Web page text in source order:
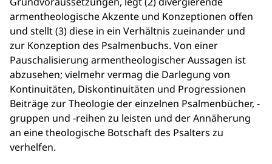
armentheologische Akzente und Konzeptionen offen
und stellt (3) diese in ein Verhältnis zueinander und
zur Konzeption des Psalmenbuchs. Von einer
Pauschalisierung armentheologischer Aussagen ist
abzusehen; vielmehr vermag die Darlegung von
Kontinuitäten, Diskontinuitäten und Progressionen
Beiträge zur Theologie der einzelnen Psalmenbücher, -
gruppen und -reihen zu leisten und der Annäherung
an eine theologische Botschaft des Psalters zu
verhelfen.